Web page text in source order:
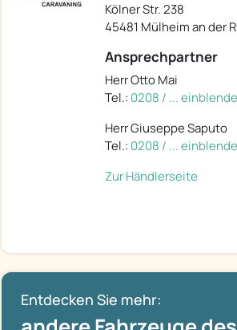
Kölner Str. 238
45481 Mülheim an der
Ansprechpartner
Herr Otto Mai
Tel.: 0208 / ...
Herr Giuseppe Saputo
Tel.: 0208 / ...
Zur Händlerseite
Entdecken Sie mehr: